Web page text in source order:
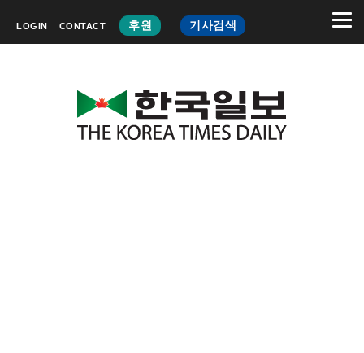
LOGIN CONTACT 후원 기사검색